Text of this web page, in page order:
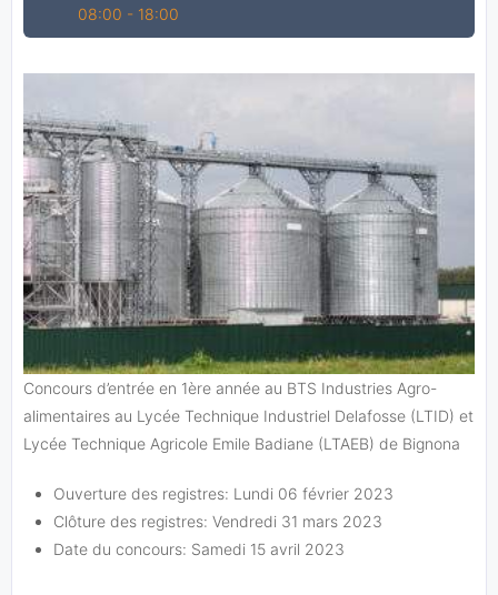
08:00 - 18:00
Concours d’entrée en 1ère année au BTS Industries Agro-
alimentaires au Lycée Technique Industriel Delafosse (LTID) et
Lycée Technique Agricole Emile Badiane (LTAEB) de Bignona
Ouverture des registres: Lundi 06 février 2023
Clôture des registres: Vendredi 31 mars 2023
Date du concours: Samedi 15 avril 2023